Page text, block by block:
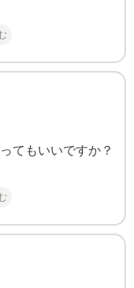
てもいいですか？